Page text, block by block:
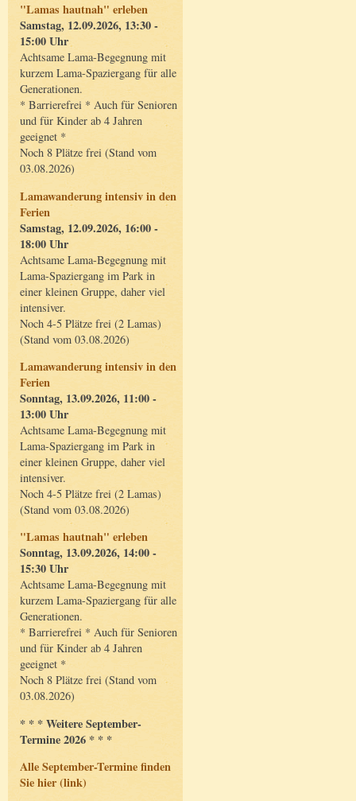
"Lamas hautnah" erleben
Samstag, 12.09.2026, 13:30 -
15:00 Uhr
Achtsame Lama-Begegnung mit
kurzem Lama-Spaziergang für alle
Generationen.
* Barrierefrei * Auch für Senioren
und für Kinder ab 4 Jahren
geeignet *
Noch 8 Plätze frei (Stand vom
03.08.2026)
Lamawanderung intensiv in den
Ferien
Samstag, 12.09.2026, 16:00 -
18:00 Uhr
Achtsame Lama-Begegnung mit
Lama-Spaziergang im Park in
einer kleinen Gruppe, daher viel
intensiver.
Noch 4-5 Plätze frei (2 Lamas)
(Stand vom 03.08.2026)
Lamawanderung intensiv in den
Ferien
Sonntag, 13.09.2026, 11:00 -
13:00 Uhr
Achtsame Lama-Begegnung mit
Lama-Spaziergang im Park in
einer kleinen Gruppe, daher viel
intensiver.
Noch 4-5 Plätze frei (2 Lamas)
(Stand vom 03.08.2026)
"Lamas hautnah" erleben
Sonntag, 13.09.2026, 14:00 -
15:30 Uhr
Achtsame Lama-Begegnung mit
kurzem Lama-Spaziergang für alle
Generationen.
* Barrierefrei * Auch für Senioren
und für Kinder ab 4 Jahren
geeignet *
Noch 8 Plätze frei (Stand vom
03.08.2026)
* * * Weitere September-
Termine 2026 * * *
Alle September-Termine finden
Sie hier (link)